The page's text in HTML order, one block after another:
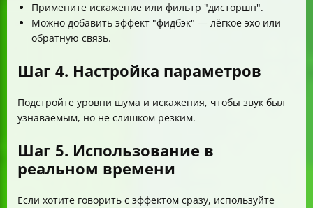
Примените искажение или фильтр "дисторшн".
Можно добавить эффект "фидбэк" — лёгкое эхо или
обратную связь.
Шаг 4. Настройка параметров
Подстройте уровни шума и искажения, чтобы звук был
узнаваемым, но не слишком резким.
Шаг 5. Использование в
реальном времени
Если хотите говорить с эффектом сразу, используйте